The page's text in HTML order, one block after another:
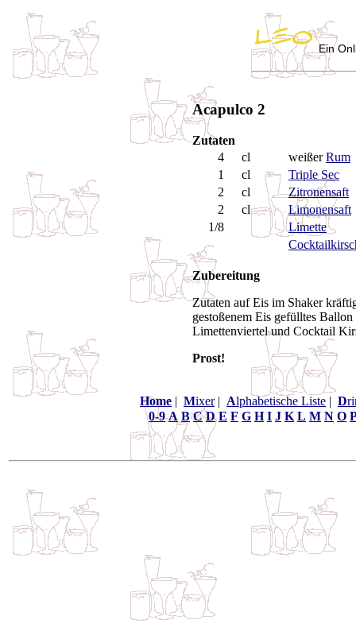
Ein
Acapulco 2
Zutaten
4
cl weißerRum
1
cl
Triple Sec
2
cl
Zitronensaft
2
cl
Limonensaft
1/8
Limette
Zubereitung
Zutaten auf Eis im Shaker
gestoßenem Eis gefülltes
Limettenviertel und Cocktail
Prost!
Home | Mixer| Alphabetische Liste | D
0-9 A B C D E F G H I J K L M N O